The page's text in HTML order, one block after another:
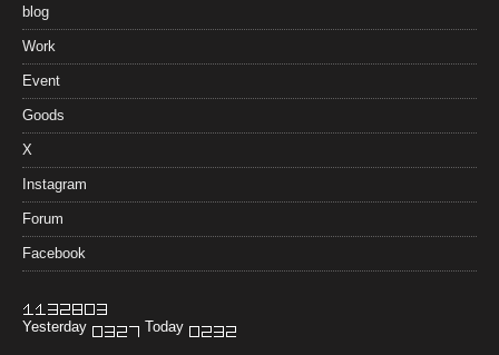
blog
Work
Event
Goods
X
Instagram
Forum
Facebook
Yesterday Today